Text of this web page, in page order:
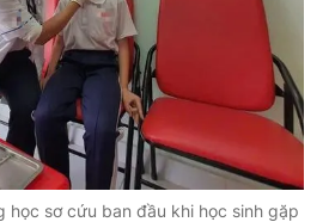
học sơ cứu ban đầu khi học sinh gặp